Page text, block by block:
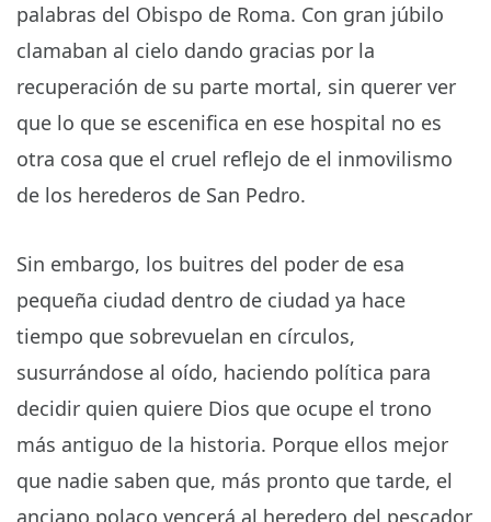
palabras del Obispo de Roma. Con gran júbilo
clamaban al cielo dando gracias por la
recuperación de su parte mortal, sin querer ver
que lo que se escenifica en ese hospital no es
otra cosa que el cruel reflejo de el inmovilismo
de los herederos de San Pedro.
Sin embargo, los buitres del poder de esa
pequeña ciudad dentro de ciudad ya hace
tiempo que sobrevuelan en círculos,
susurrándose al oído, haciendo política para
decidir quien quiere Dios que ocupe el trono
más antiguo de la historia. Porque ellos mejor
que nadie saben que, más pronto que tarde, el